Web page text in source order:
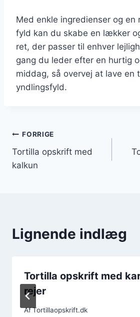
Med enkle ingredienser og
fyld kan du skabe en lækker
ret, der passer til enhver
gang du leder efter en hurtig
middag, så overvej at lave en
yndlingsfyld.
Indlægsnavigation
FORRIGE
Tortilla opskrift med
kalkun
Lignende indlæg
Tortilla opskrift med
rejer
AfTortillaopskrift.dk